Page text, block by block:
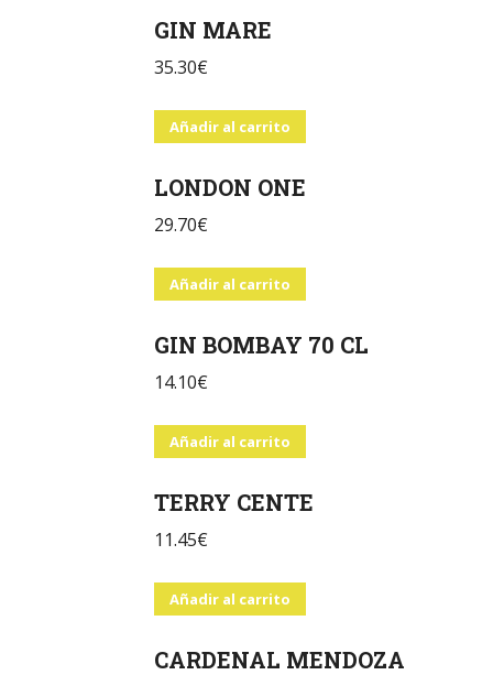
GIN MARE
35.30€
Añadir al carrito
LONDON ONE
29.70€
Añadir al carrito
GIN BOMBAY 70 CL
14.10€
Añadir al carrito
TERRY CENTE
11.45€
Añadir al carrito
CARDENAL MENDOZA